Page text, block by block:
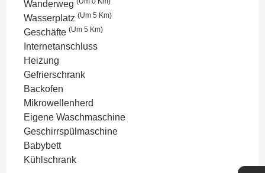
Wanderweg
Wasserplatz (Um 5 Km)
Geschäfte (Um 5 Km)
Internetanschluss
Heizung
Gefrierschrank
Backofen
Mikrowellenherd
Eigene Waschmaschine
Geschirrspülmaschine
Babybett
Kühlschrank